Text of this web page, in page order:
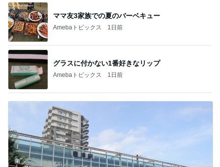
ママ友3家族での夏のバーベキュー
Amebaトピックス 1日前
グラスに付かない1番好きなリップ
Amebaトピックス 1日前